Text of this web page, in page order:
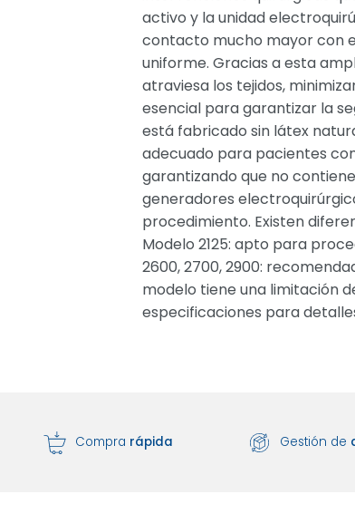
activo y la unidad
contacto mucho mayor con
uniforme. Gracias a esta
atraviesa los tejidos,
esencial para garantizar la
está fabricado sin látex
adecuado para pacientes
garantizando que no
generadores
procedimiento. Existen
Modelo 2125: apto para
2600, 2700, 2900:
modelo tiene una limitación
especificaciones para
Compra rápida Gestión de